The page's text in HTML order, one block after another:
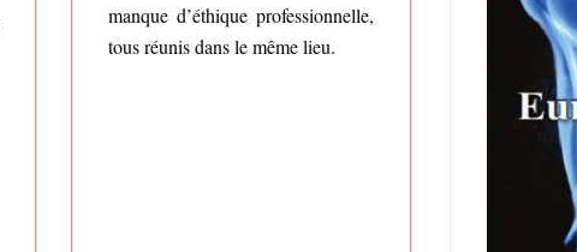
manque d’éthique professionnelle,
tous réunis dans le même lieu.